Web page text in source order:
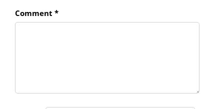
Comment *